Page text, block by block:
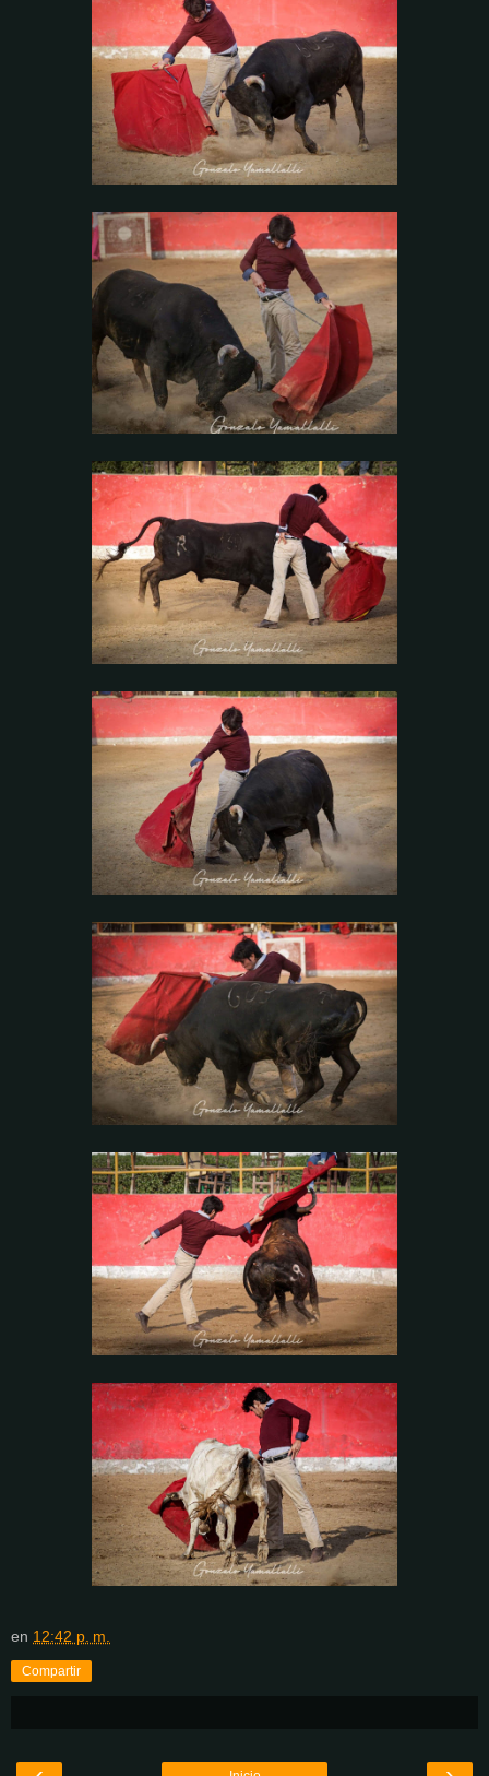
en 12:42 p. m.
Compartir